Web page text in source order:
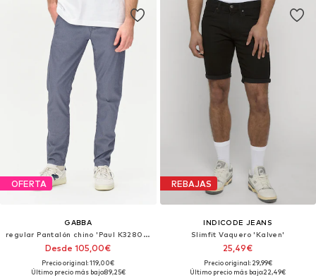
OFERTA
GABBA
regular Pantalón chino 'Paul K3280 Dale'
Desde 105,00€
Precio original: 119,00€
Último precio más bajo:89,25€
REBAJAS
INDICODE JEANS
Slimfit Vaquero 'Kalven'
25,49€
Precio original: 29,99€
Último precio más bajo:22,49€